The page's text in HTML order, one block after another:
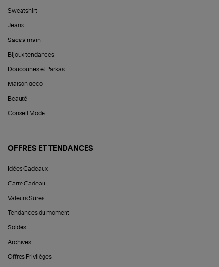
Sweatshirt
Jeans
Sacs à main
Bijoux tendances
Doudounes et Parkas
Maison déco
Beauté
Conseil Mode
OFFRES ET TENDANCES
Idées Cadeaux
Carte Cadeau
Valeurs Sûres
Tendances du moment
Soldes
Archives
Offres Privilèges